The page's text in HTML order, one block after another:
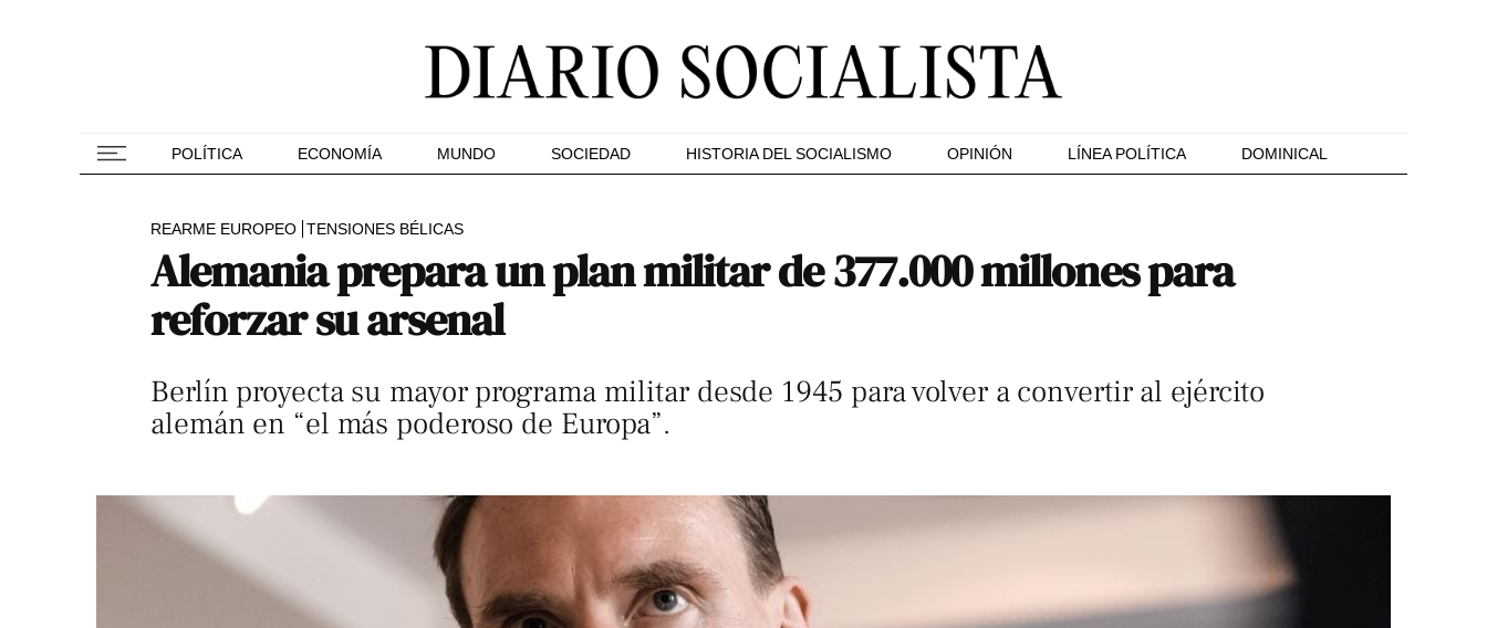
POLÍTICA ECONOMÍA MUNDO SOCIEDAD HISTORIA DEL SOCIALISMO OPINIÓN LÍNEA POLÍTICA DOMINICAL
REARME EUROPEO TENSIONES BÉLICAS
Alemania prepara un plan militar de 377.000 millones para
reforzar su arsenal
Berlín proyecta su mayor programa militar desde 1945 para volver a convertir al ejército
alemán en “el más poderoso de Europa”.